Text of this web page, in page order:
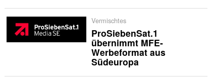
Vermischtes
ProSiebenSat.1
übernimmt MFE-
Werbeformat aus
Südeuropa